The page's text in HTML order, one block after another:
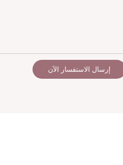
إرسال الاستفسار الآن